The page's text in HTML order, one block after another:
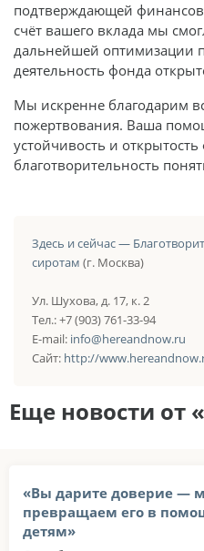
подтверждающей
счёт вашего вклада мы
дальнейшей оптимизации
деятельность фонда
Мы искренне благодарим
пожертвования. Ваша
устойчивость и
благотворительность
Здесь и сейчас —
сиротам (г. Москва)
Ул. Шухова, д. 17, к. 2
Тел.: +7 (903) 761-33-94
E-mail: info@hereandnow.ru
Сайт: http://
Еще новости от
«Вы дарите доверие —
превращаем его в
детям»